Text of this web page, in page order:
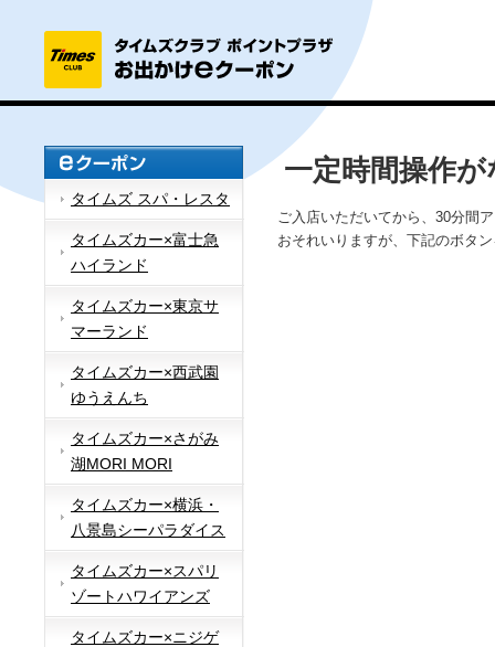
タイムズ スパ・レスタ
タイムズカー×富士急
ハイランド
タイムズカー×東京サ
マーランド
タイムズカー×西武園
ゆうえんち
タイムズカー×さがみ
湖MORI MORI
タイムズカー×横浜・
八景島シーパラダイス
タイムズカー×スパリ
ゾートハワイアンズ
タイムズカー×ニジゲ
一定時間操作
ご入店いただいてから、30分間
おそれいりますが、下記のボタ